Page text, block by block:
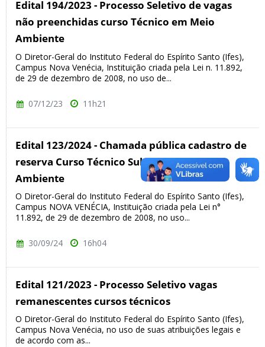
Edital 194/2023 - Processo Seletivo de vagas
não preenchidas curso Técnico em Meio
Ambiente
O Diretor-Geral do Instituto Federal do Espírito Santo (Ifes),
Campus Nova Venécia, Instituição criada pela Lei n. 11.892,
de 29 de dezembro de 2008, no uso de...
07/12/23 11h21
Edital 123/2024 - Chamada pública cadastro de
reserva Curso Técnico Subsequente Meio
Ambiente
O Diretor-Geral do Instituto Federal do Espírito Santo (Ifes),
Campus NOVA VENÉCIA, Instituição criada pela Lei n°
11.892, de 29 de dezembro de 2008, no uso...
30/09/24 16h04
Edital 121/2023 - Processo Seletivo vagas
remanescentes cursos técnicos
O Diretor-Geral do Instituto Federal do Espírito Santo (Ifes),
Campus Nova Venécia, no uso de suas atribuições legais e
de acordo com as...